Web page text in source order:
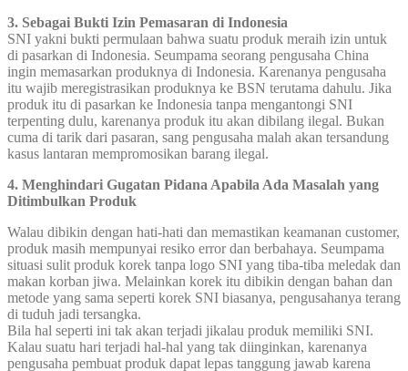
3. Sebagai Bukti Izin Pemasaran di Indonesia
SNI yakni bukti permulaan bahwa suatu produk meraih izin untuk
di pasarkan di Indonesia. Seumpama seorang pengusaha China
ingin memasarkan produknya di Indonesia. Karenanya pengusaha
itu wajib meregistrasikan produknya ke BSN terutama dahulu. Jika
produk itu di pasarkan ke Indonesia tanpa mengantongi SNI
terpenting dulu, karenanya produk itu akan dibilang ilegal. Bukan
cuma di tarik dari pasaran, sang pengusaha malah akan tersandung
kasus lantaran mempromosikan barang ilegal.
4. Menghindari Gugatan Pidana Apabila Ada Masalah yang
Ditimbulkan Produk
Walau dibikin dengan hati-hati dan memastikan keamanan customer,
produk masih mempunyai resiko error dan berbahaya. Seumpama
situasi sulit produk korek tanpa logo SNI yang tiba-tiba meledak dan
makan korban jiwa. Melainkan korek itu dibikin dengan bahan dan
metode yang sama seperti korek SNI biasanya, pengusahanya terang
di tuduh jadi tersangka.
Bila hal seperti ini tak akan terjadi jikalau produk memiliki SNI.
Kalau suatu hari terjadi hal-hal yang tak diinginkan, karenanya
pengusaha pembuat produk dapat lepas tanggung jawab karena